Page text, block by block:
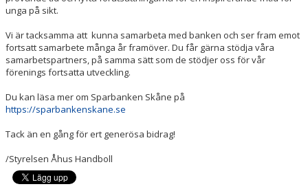
unga på sikt.
Vi är tacksamma att kunna samarbeta med banken och ser fram emot
fortsatt samarbete många år framöver. Du får gärna stödja våra
samarbetspartners, på samma sätt som de stödjer oss för vår
förenings fortsatta utveckling.
Du kan läsa mer om Sparbanken Skåne på
https://sparbankenskane.se
Tack än en gång för ert generösa bidrag!
/Styrelsen Åhus Handboll